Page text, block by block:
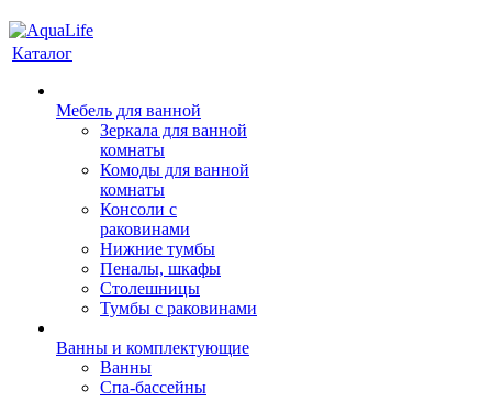
Каталог
Мебель для ванной
Зеркала для ванной
комнаты
Комоды для ванной
комнаты
Консоли с
раковинами
Нижние тумбы
Пеналы, шкафы
Столешницы
Тумбы с раковинами
Ванны и комплектующие
Ванны
Спа-бассейны